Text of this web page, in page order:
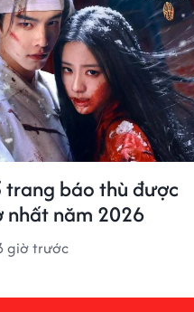
trang báo thù được
nhất năm 2026
giờ trước